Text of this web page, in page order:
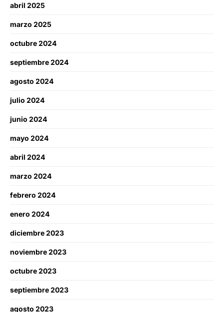
abril 2025
marzo 2025
octubre 2024
septiembre 2024
agosto 2024
julio 2024
junio 2024
mayo 2024
abril 2024
marzo 2024
febrero 2024
enero 2024
diciembre 2023
noviembre 2023
octubre 2023
septiembre 2023
agosto 2023